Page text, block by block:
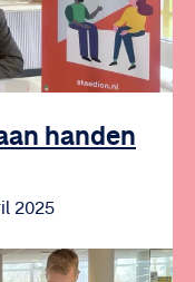
handen
2025